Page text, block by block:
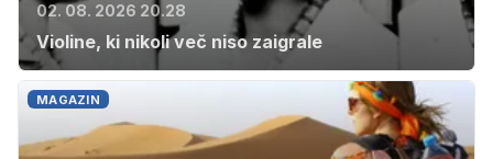
02. 08. 2026 20.28
Violine, ki nikoli več niso zaigrale
MAGAZIN